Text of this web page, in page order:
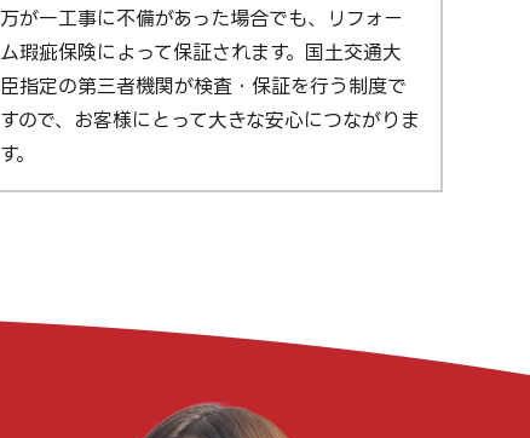
万が一工事に不備があった場合でも、リフォー
ム瑕疵保険によって保証されます。国土交通大
臣指定の第三者機関が検査・保証を行う制度で
すので、お客様にとって大きな安心につながりま
す。